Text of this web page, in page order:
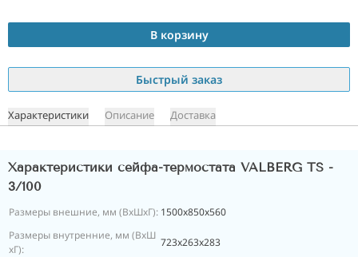
В корзину
Быстрый заказ
Характеристики Описание Доставка
Характеристики сейфа-термостата VALBERG TS -
3/100
Размеры внешние, мм (ВхШхГ): 1500х850х560
Размеры внутренние, мм (ВхШ
хГ):
723х263х283